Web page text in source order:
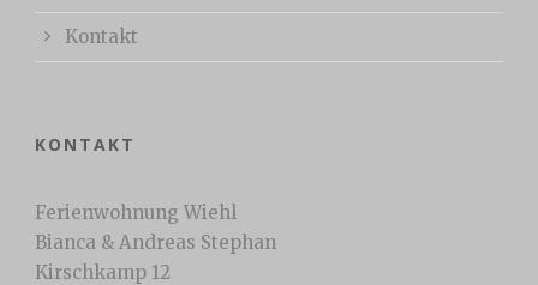
Kontakt
KONTAKT
Ferienwohnung Wiehl
Bianca & Andreas Stephan
Kirschkamp 12